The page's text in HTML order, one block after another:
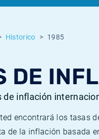
Historico 1985
DE
de inflación
encontrará los tasas
de la inflación basada